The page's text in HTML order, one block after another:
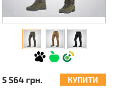
5 564 грн. КУПИТИ